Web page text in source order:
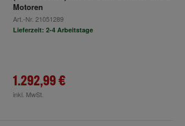
Motoren
Art.-Nr. 21051289
Lieferzeit: 2-4 Arbeitstage
1.292,99 €
inkl. MwSt.